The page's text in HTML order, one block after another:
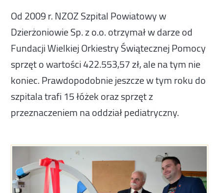
Od 2009 r. NZOZ Szpital Powiatowy w
Dzierżoniowie Sp. z o.o. otrzymał w darze od
Fundacji Wielkiej Orkiestry Świątecznej Pomocy
sprzęt o wartości 422.553,57 zł, ale na tym nie
koniec. Prawdopodobnie jeszcze w tym roku do
szpitala trafi 15 łóżek oraz sprzęt z
przeznaczeniem na oddział pediatryczny.